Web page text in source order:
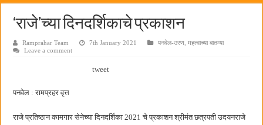
आमदार प्रशांत ठाकूर यांच्या उपस्थितीत विद्यार्थ्यांना रेनकोट, शिक्षकांना छत्री वाटप
लोकनेते रामशेठ ठाकूर समाजसेवेतील हिरा -आमदार रविशेठ पाटील
जनार्दन भगत शिक्षण प्रसारक संस्थेच्या मुख्य प्रशासकीय कार्यालयासह भव्य मूट कोर्टचे बुधवारी
‘राजे’च्या दिनदर्शिकाचे प्रकाशन
Ramprahar Team 7th January 2021 पनवेल-उरण ,महत्वाच्या बातम्या
Leave a comment
tweet
पनवेल : रामप्रहर वृत्त
राजे प्रतिष्ठान कामगार सेनेच्या दिनदर्शिका 2021 चे प्रकाशन श्रीमंत छत्रपती उदयनराजे